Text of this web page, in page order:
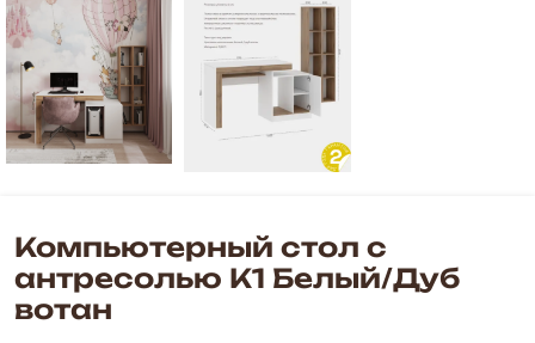
Компьютерный стол с
антресолью К1 Белый/Дуб
вотан